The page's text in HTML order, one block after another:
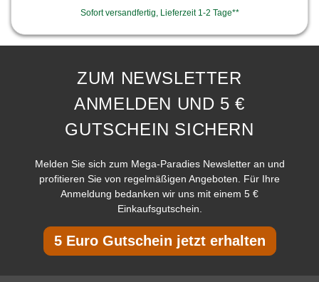
Sofort versandfertig, Lieferzeit 1-2 Tage**
ZUM NEWSLETTER
ANMELDEN UND 5 €
GUTSCHEIN SICHERN
Melden Sie sich zum Mega-Paradies Newsletter an und
profitieren Sie von regelmäßigen Angeboten. Für Ihre
Anmeldung bedanken wir uns mit einem 5 €
Einkaufsgutschein.
5 Euro Gutschein jetzt erhalten